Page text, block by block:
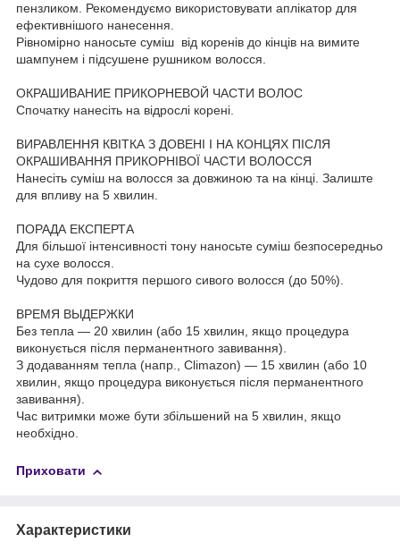
пензликом. Рекомендуємо використовувати аплікатор для
ефективнішого нанесення.
Рівномірно наносьте суміш від коренів до кінців на вимите
шампунем і підсушене рушником волосся.
ОКРАШИВАНИЕ ПРИКОРНЕВОЙ ЧАСТИ ВОЛОС
Спочатку нанесіть на відрослі корені.
ВИРАВЛЕННЯ КВІТКА З ДОВЕНІ І НА КОНЦЯХ ПІСЛЯ
ОКРАШИВАННЯ ПРИКОРНІВОЇ ЧАСТИ ВОЛОССЯ
Нанесіть суміш на волосся за довжиною та на кінці. Залиште
для впливу на 5 хвилин.
ПОРАДА ЕКСПЕРТА
Для більшої інтенсивності тону наносьте суміш безпосередньо
на сухе волосся.
Чудово для покриття першого сивого волосся (до 50%).
ВРЕМЯ ВЫДЕРЖКИ
Без тепла — 20 хвилин (або 15 хвилин, якщо процедура
виконується після перманентного завивання).
З додаванням тепла (напр., Climazon) — 15 хвилин (або 10
хвилин, якщо процедура виконується після перманентного
завивання).
Час витримки може бути збільшений на 5 хвилин, якщо
необхідно.
Приховати
Характеристики